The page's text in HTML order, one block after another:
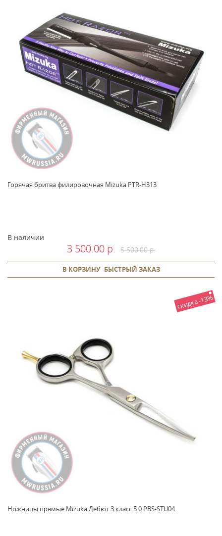
Горячая бритва филировочная Mizuka PTR-H313
В наличии
3 500.00 р. 5 500.00 р.
В КОРЗИНУ БЫСТРЫЙ ЗАКАЗ
скидка -13%
Ножницы прямые Mizuka Дебют 3 класс 5.0 PBS-STU04